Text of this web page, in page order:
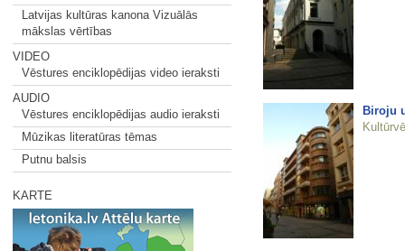
Latvijas kultūras kanona Vizuālās
mākslas vērtības
VIDEO
Vēstures enciklopēdijas video ieraksti
AUDIO
Vēstures enciklopēdijas audio ieraksti
Mūzikas literatūras tēmas
Putnu balsis
KARTE
Biroju